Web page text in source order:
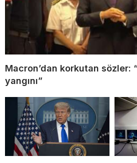
Macron’dan korkutan sözler:
yangını”